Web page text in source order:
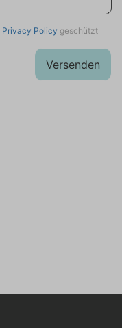
Privacy Policy geschützt
Versenden